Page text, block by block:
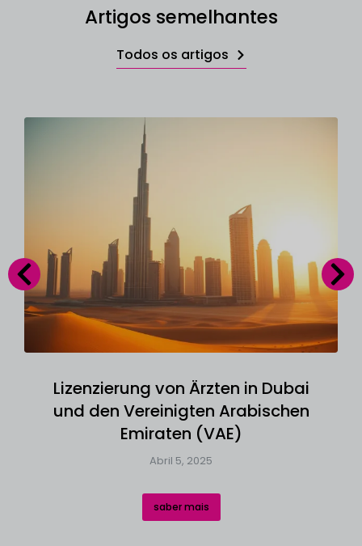
Artigos semelhantes
Todos os artigos
Lizenzierung von Ärzten in Dubai
und den Vereinigten Arabischen
Emiraten (VAE)
Abril 5, 2025
saber mais